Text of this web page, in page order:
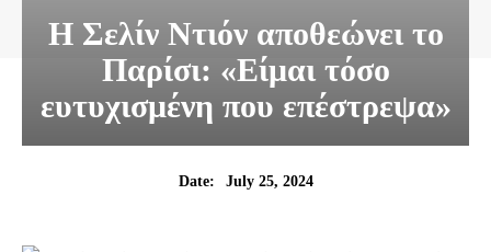
Η Σελίν Ντιόν αποθεώνει το
Παρίσι: «Είμαι τόσο
ευτυχισμένη που επέστρεψα»
Date: July 25, 2024